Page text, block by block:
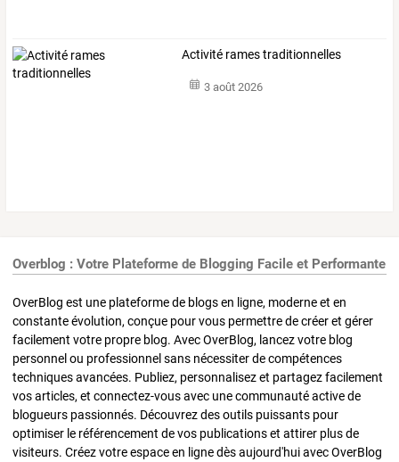
Activité rames traditionnelles
3 août 2026
Overblog : Votre Plateforme de Blogging Facile et Performante
OverBlog est une plateforme de blogs en ligne, moderne et en
constante évolution, conçue pour vous permettre de créer et gérer
facilement votre propre blog. Avec OverBlog, lancez votre blog
personnel ou professionnel sans nécessiter de compétences
techniques avancées. Publiez, personnalisez et partagez facilement
vos articles, et connectez-vous avec une communauté active de
blogueurs passionnés. Découvrez des outils puissants pour
optimiser le référencement de vos publications et attirer plus de
visiteurs. Créez votre espace en ligne dès aujourd'hui avec OverBlog